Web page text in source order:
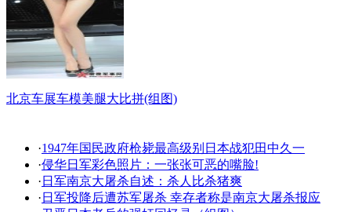
北京车展车模美腿大比拼(组图)
·1947年国民政府枪毙最高级别日本战犯田中久一
·侵华日军彩色照片：一张张可恶的嘴脸!
· 日军南京大屠杀自述：杀人比杀猪爽
· 日军投降后遭苏军屠杀 幸存者称是南京大屠杀报应